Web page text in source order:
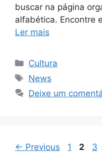
buscar na página
alfabética. Encontre
Ler mais
Categorias
Cultura
Tags
News
Deixe um
← Previous Page
1 Page
2 3